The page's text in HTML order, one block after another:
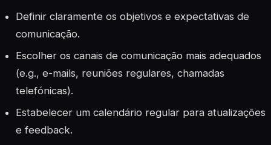
Definir claramente os objetivos e expectativas de
comunicação.
Escolher os canais de comunicação mais adequados
(e.g., e-mails, reuniões regulares, chamadas
telefónicas).
Estabelecer um calendário regular para atualizações
e feedback.